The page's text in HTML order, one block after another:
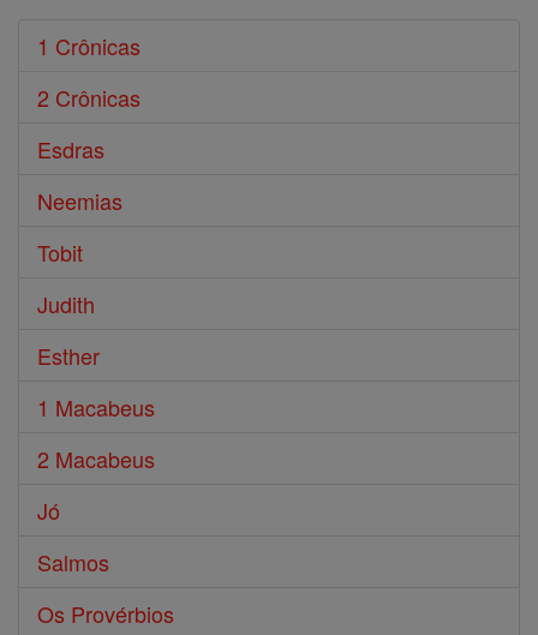
1 Crônicas
2 Crônicas
Esdras
Neemias
Tobit
Judith
Esther
1 Macabeus
2 Macabeus
Jó
Salmos
Os Provérbios